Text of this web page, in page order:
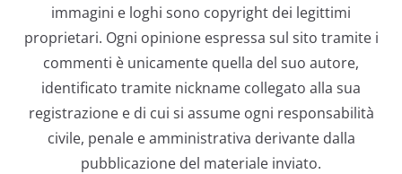
immagini e loghi sono copyright dei legittimi
proprietari. Ogni opinione espressa sul sito tramite i
commenti è unicamente quella del suo autore,
identificato tramite nickname collegato alla sua
registrazione e di cui si assume ogni responsabilità
civile, penale e amministrativa derivante dalla
pubblicazione del materiale inviato.